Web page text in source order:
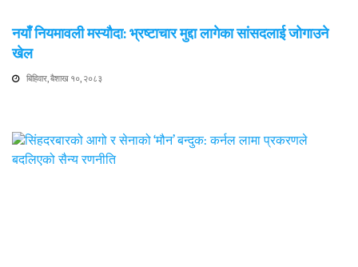
नयाँ नियमावली मस्यौदा: भ्रष्टाचार मुद्दा लागेका सांसदलाई जोगाउने
खेल
बिहिवार, बैशाख १०, २०८३